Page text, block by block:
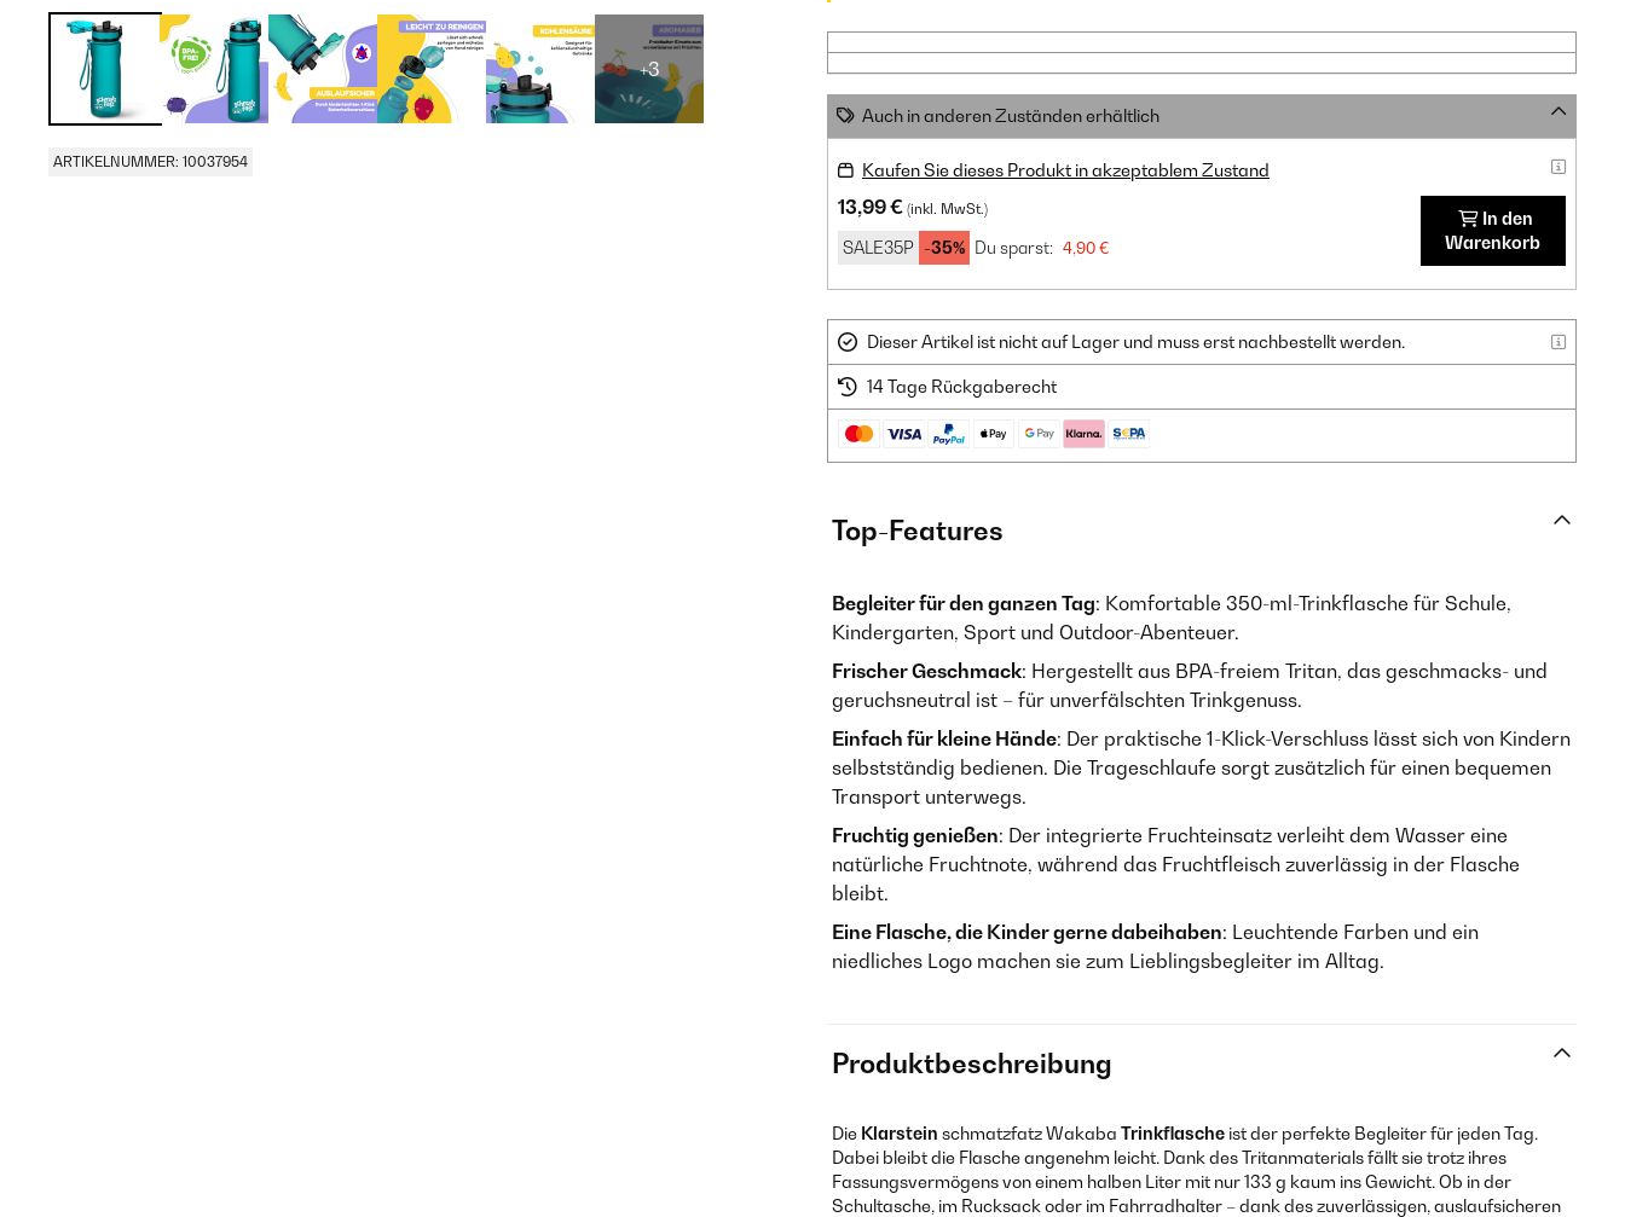
+3
ARTIKELNUMMER: 10037954
Auch in anderen Zuständen erhältlich
Kaufen Sie dieses Produkt in akzeptablem Zustand
13,99 € (inkl. MwSt.)
SALE35P -35% Du sparst: 4,90 €
In den
Warenkorb
Dieser Artikel ist nicht auf Lager und muss erst nachbestellt werden.
14 Tage Rückgaberecht
Top-Features
Begleiter für den ganzen Tag: Komfortable 350-ml-Trinkflasche für Schule,
Kindergarten, Sport und Outdoor-Abenteuer.
Frischer Geschmack: Hergestellt aus BPA-freiem Tritan, das geschmacks- und
geruchsneutral ist – für unverfälschten Trinkgenuss.
Einfach für kleine Hände: Der praktische 1-Klick-Verschluss lässt sich von Kindern
selbstständig bedienen. Die Trageschlaufe sorgt zusätzlich für einen bequemen
Transport unterwegs.
Fruchtig genießen: Der integrierte Fruchteinsatz verleiht dem Wasser eine
natürliche Fruchtnote, während das Fruchtfleisch zuverlässig in der Flasche
bleibt.
Eine Flasche, die Kinder gerne dabeihaben: Leuchtende Farben und ein
niedliches Logo machen sie zum Lieblingsbegleiter im Alltag.
Produktbeschreibung
Die Klarstein schmatzfatz Wakaba Trinkflasche ist der perfekte Begleiter für jeden Tag.
Dabei bleibt die Flasche angenehm leicht. Dank des Tritanmaterials fällt sie trotz ihres
Fassungsvermögens von einem halben Liter mit nur 133 g kaum ins Gewicht. Ob in der
Schultasche, im Rucksack oder im Fahrradhalter – dank des zuverlässigen, auslaufsicheren